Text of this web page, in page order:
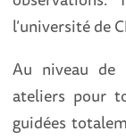
l’université de
Au niveau de
ateliers pour
guidées